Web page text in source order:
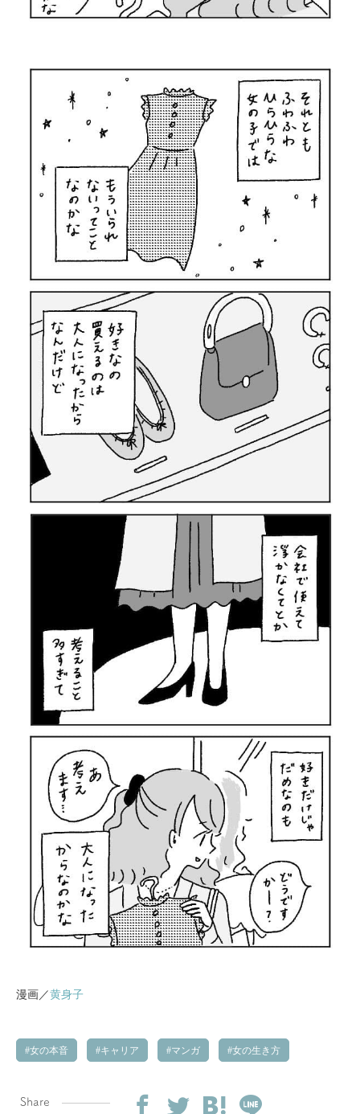
漫画／黄身子
女の本音 キャリア マンガ 女の生き方
Share